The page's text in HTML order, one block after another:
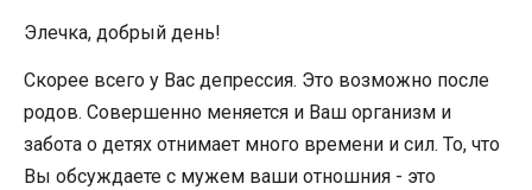
Элечка, добрый день!
Скорее всего у Вас депрессия. Это возможно после
родов. Совершенно меняется и Ваш организм и
забота о детях отнимает много времени и сил. То, что
Вы обсуждаете с мужем ваши отношния - это